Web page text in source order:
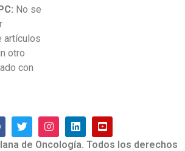
No se
artículos
otro
con
de Oncología. Todos los derechos